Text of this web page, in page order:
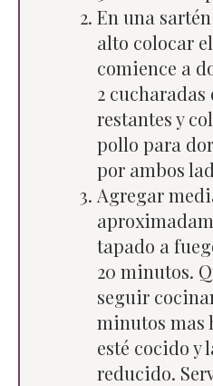
En una
alto colocar
comience a
2 cucharadas
restantes y
pollo para
por ambos
Agregar
tapado a
20 minutos.
seguir
minutos mas
esté cocido y
reducido.